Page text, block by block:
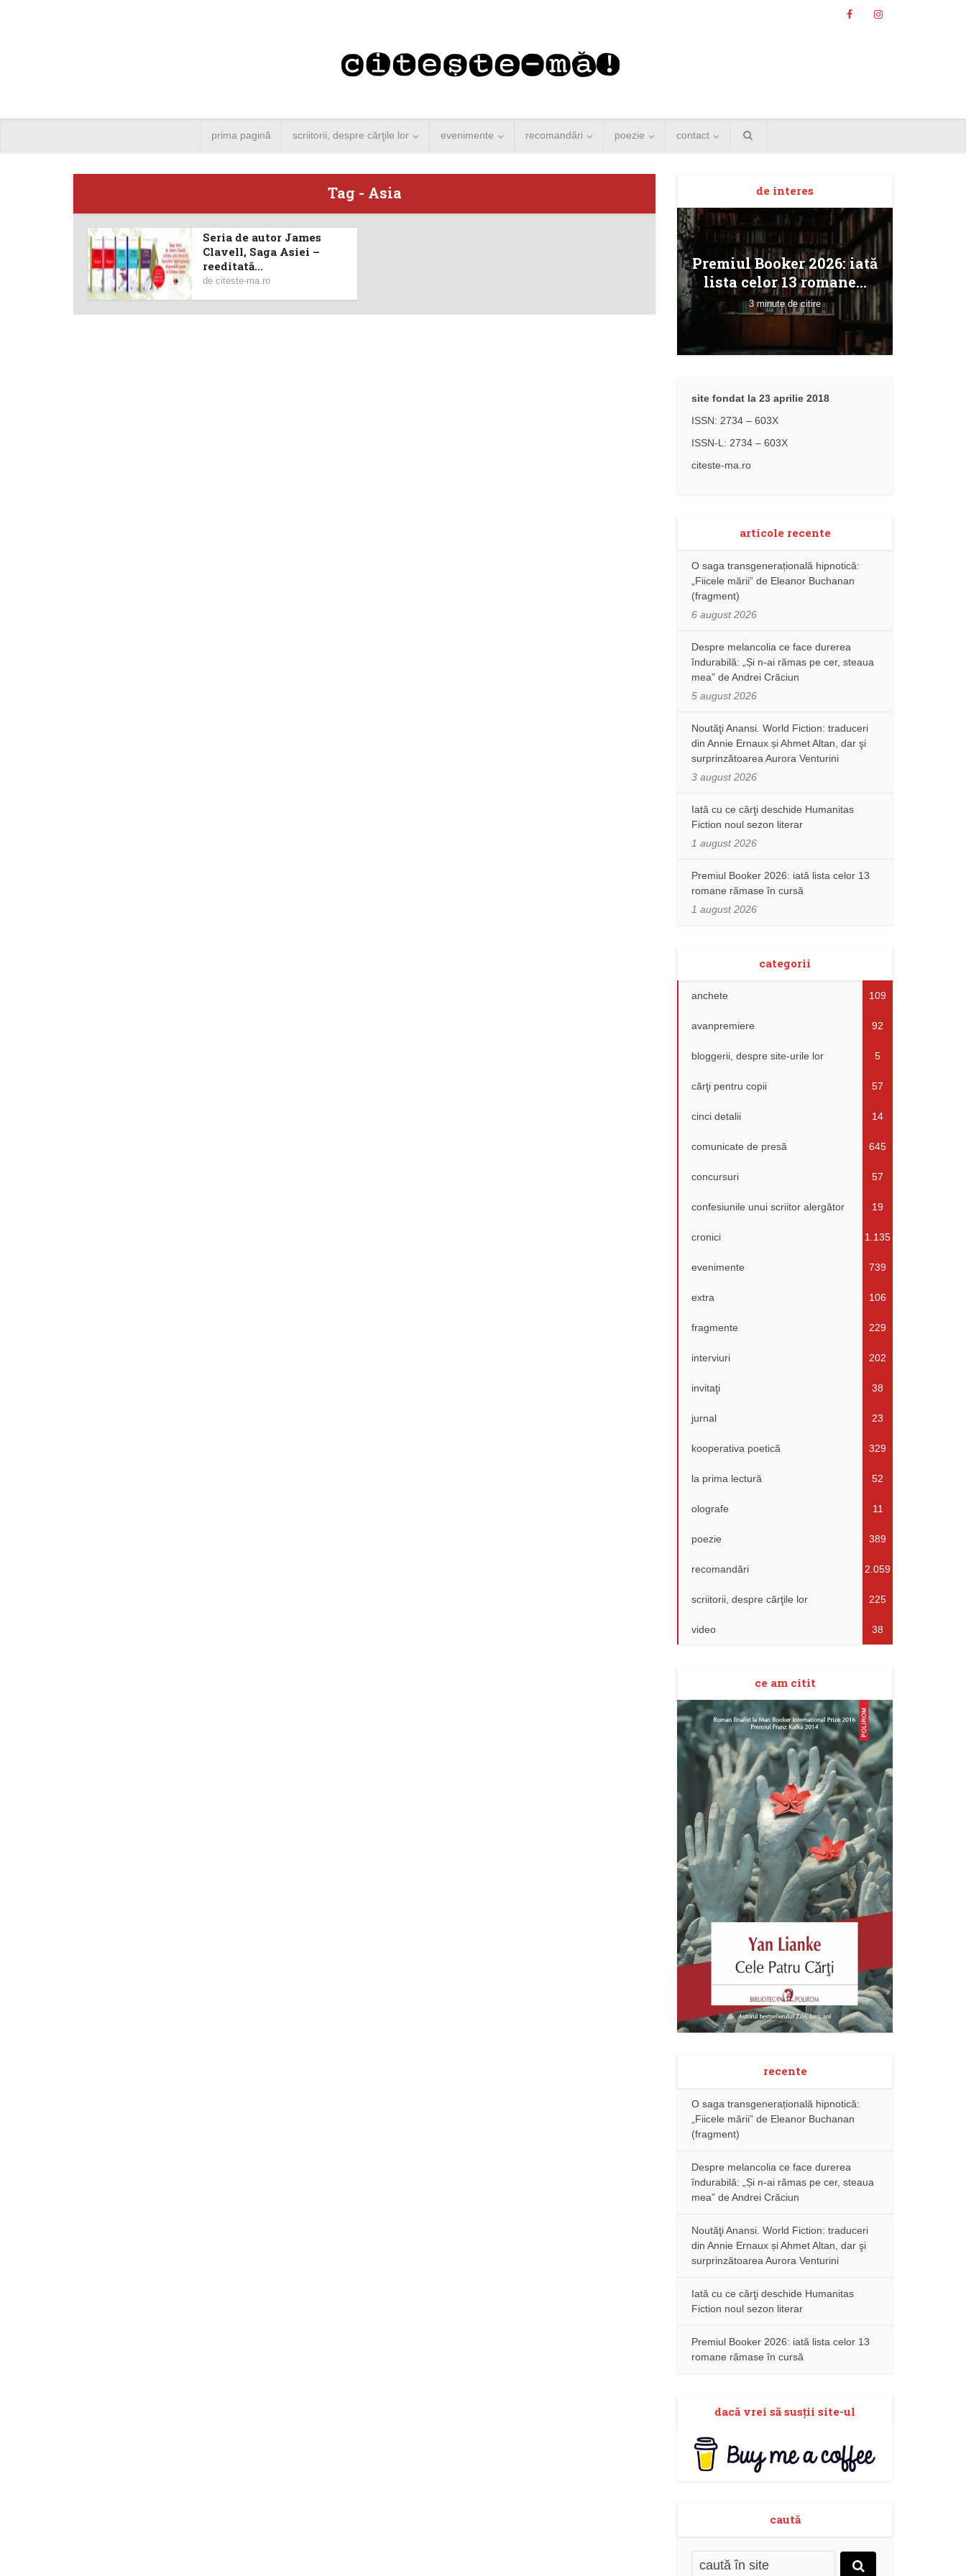
prima pagină scriitorii, despre cărţile lor evenimente recomandări poezie contact
Tag - Asia
Seria de autor James
Clavell, Saga Asiei –
reeditată...
de citeste-ma.ro
de interes
Angela Merkel vine la
Premiul Booker 2026: iată
lista celor 13 romane...
3 minute de citire
site fondat la 23 aprilie 2018
ISSN: 2734 – 603X
ISSN-L: 2734 – 603X
citeste-ma.ro
articole recente
O saga transgenerațională hipnotică:
„Fiicele mării” de Eleanor Buchanan
(fragment)
6 august 2026
Despre melancolia ce face durerea
îndurabilă: „Și n-ai rămas pe cer, steaua
mea” de Andrei Crăciun
5 august 2026
Noutăţi Anansi. World Fiction: traduceri
din Annie Ernaux și Ahmet Altan, dar şi
surprinzătoarea Aurora Venturini
3 august 2026
Iată cu ce cărţi deschide Humanitas
Fiction noul sezon literar
1 august 2026
Premiul Booker 2026: iată lista celor 13
romane rămase în cursă
1 august 2026
categorii
anchete 109
avanpremiere 92
bloggerii, despre site-urile lor 5
cărţi pentru copii 57
cinci detalii 14
comunicate de presă 645
concursuri 57
confesiunile unui scriitor alergător 19
cronici 1.135
evenimente 739
extra 106
fragmente 229
interviuri 202
invitaţi 38
jurnal 23
kooperativa poetică 329
la prima lectură 52
olografe 11
poezie 389
recomandări 2.059
scriitorii, despre cărţile lor 225
video 38
ce am citit
recente
O saga transgenerațională hipnotică:
„Fiicele mării” de Eleanor Buchanan
(fragment)
Despre melancolia ce face durerea
îndurabilă: „Și n-ai rămas pe cer, steaua
mea” de Andrei Crăciun
Noutăţi Anansi. World Fiction: traduceri
din Annie Ernaux și Ahmet Altan, dar şi
surprinzătoarea Aurora Venturini
Iată cu ce cărţi deschide Humanitas
Fiction noul sezon literar
Premiul Booker 2026: iată lista celor 13
romane rămase în cursă
dacă vrei să susţii site-ul
caută